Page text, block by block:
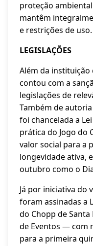
proteção
mantêm
e restrições de uso.
LEGISLAÇÕES
Além da
contou com a
legislações de
Também de
foi chancelada a
prática do Jogo do
valor social para a
longevidade ativa,
outubro como o
Já por iniciativa do
foram assinadas a
do Chopp de
de Eventos — com
para a primeira